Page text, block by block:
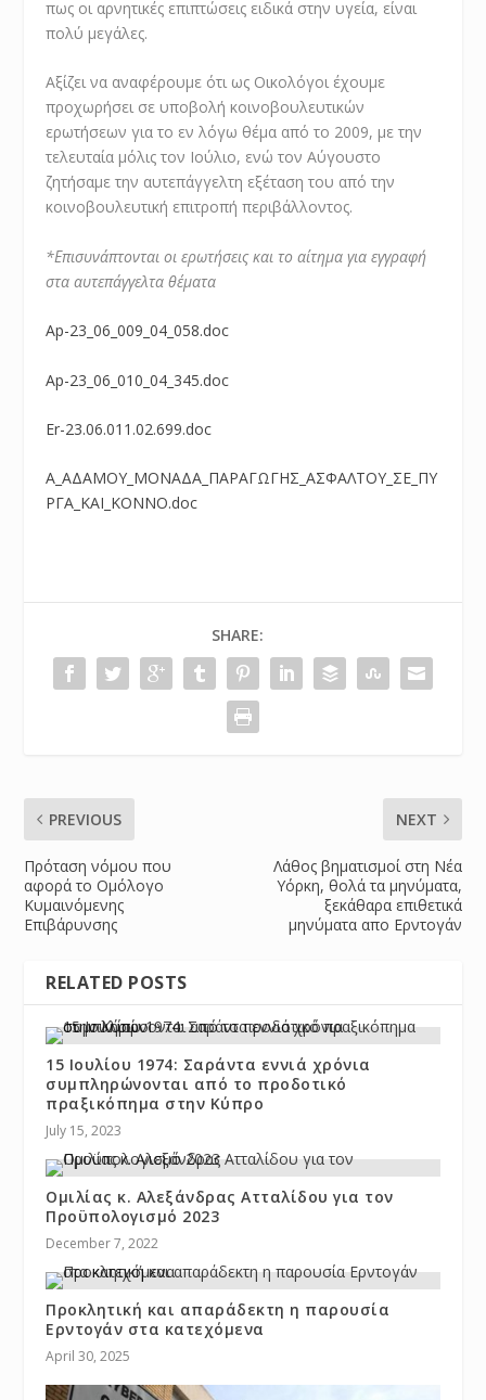
πως οι αρνητικές επιπτώσεις ειδικά στην υγεία, είναι
πολύ μεγάλες.
Αξίζει να αναφέρουμε ότι ως Οικολόγοι έχουμε
προχωρήσει σε υποβολή κοινοβουλευτικών
ερωτήσεων για το εν λόγω θέμα από το 2009, με την
τελευταία μόλις τον Ιούλιο, ενώ τον Αύγουστο
ζητήσαμε την αυτεπάγγελτη εξέταση του από την
κοινοβουλευτική επιτροπή περιβάλλοντος.
*Επισυνάπτονται οι ερωτήσεις και το αίτημα για εγγραφή
στα αυτεπάγγελτα θέματα
Ap-23_06_009_04_058.doc
Ap-23_06_010_04_345.doc
Er-23.06.011.02.699.doc
Α_ΑΔΑΜΟΥ_ΜΟΝΑΔΑ_ΠΑΡΑΓΩΓΗΣ_ΑΣΦΑΛΤΟΥ_ΣΕ_ΠΥ
ΡΓΑ_ΚΑΙ_ΚΟΝΝΟ.doc
SHARE:
PREVIOUS
Πρόταση νόμου που
αφορά το Ομόλογο
Κυμαινόμενης
Επιβάρυνσης
NEXT
Λάθος βηματισμοί στη Νέα
Υόρκη, θολά τα μηνύματα,
ξεκάθαρα επιθετικά
μηνύματα απο Ερντογάν
RELATED POSTS
15 Ιουλίου 1974: Σαράντα εννιά χρόνια
συμπληρώνονται από το προδοτικό
πραξικόπημα στην Κύπρο
July 15, 2023
Ομιλίας κ. Αλεξάνδρας Ατταλίδου για τον
Προϋπολογισμό 2023
December 7, 2022
Προκλητική και απαράδεκτη η παρουσία
Ερντογάν στα κατεχόμενα
April 30, 2025